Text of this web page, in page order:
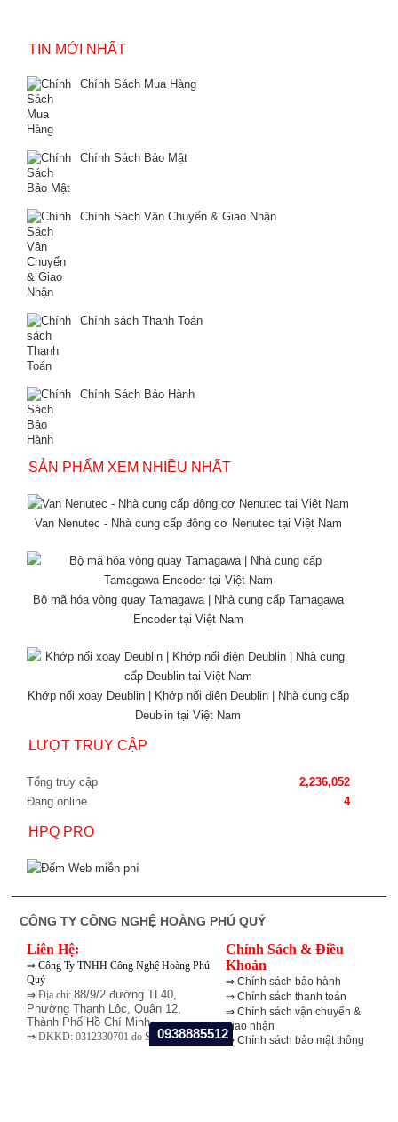
TIN MỚI NHẤT
Chính Sách Mua Hàng
Chính Sách Bảo Mật
Chính Sách Vận Chuyển & Giao Nhận
Chính sách Thanh Toán
Chính Sách Bảo Hành
SẢN PHẨM XEM NHIỀU NHẤT
Van Nenutec - Nhà cung cấp động cơ Nenutec tại Việt Nam
Bộ mã hóa vòng quay Tamagawa | Nhà cung cấp Tamagawa
Encoder tại Việt Nam
Khớp nối xoay Deublin | Khớp nối điện Deublin | Nhà cung cấp
Deublin tại Việt Nam
LƯỢT TRUY CẬP
Tổng truy cập
2,236,052
Đang online
4
HPQ PRO
CÔNG TY CÔNG NGHỆ HOÀNG PHÚ QUÝ
Liên Hệ:
⇒ Công Ty TNHH Công Nghệ Hoàng Phú
Quý
⇒ Địa chỉ:88/9/2 đường TL40,
Phường Thạnh Lộc, Quận 12,
Thành Phố Hồ Chí Minh
⇒ DKKD: 0312330701 do Sở Kế Hoạch
Chính Sách & Điều
Khoản
⇒ Chính sách bảo hành
⇒ Chính sách thanh toán
⇒ Chính sách vận chuyển &
giao nhận
⇒ Chính sách bảo mật thông
0938885512